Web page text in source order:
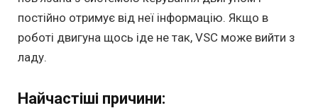
постійно отримує від неї інформацію. Якщо в
роботі двигуна щось іде не так, VSC може вийти з
ладу.
Найчастіші причини: